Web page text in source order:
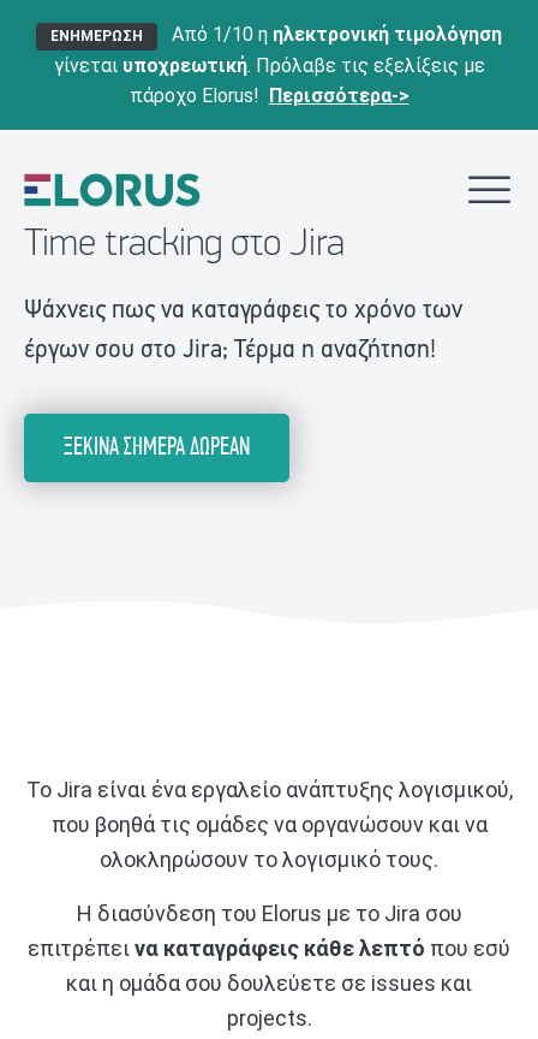
ΕΝΗΜΕΡΩΣΗ Από 1/10 η ηλεκτρονική τιμολόγηση
γίνεται υποχρεωτική. Πρόλαβε τις εξελίξεις με
πάροχο Elorus! Περισσότερα->
Time tracking στο Jira
Ψάχνεις πως να καταγράφεις το χρόνο των
έργων σου στο Jira; Τέρμα η αναζήτηση!
ΞΕΚΙΝΑ ΣΗΜΕΡΑ ΔΩΡΕΑΝ
Το Jira είναι ένα εργαλείο ανάπτυξης λογισμικού,
που βοηθά τις ομάδες να οργανώσουν και να
ολοκληρώσουν το λογισμικό τους.
Η διασύνδεση του Elorus με το Jira σου
επιτρέπεινα καταγράφεις κάθε λεπτό που εσύ
και η ομάδα σου δουλεύετε σε issues και
projects.